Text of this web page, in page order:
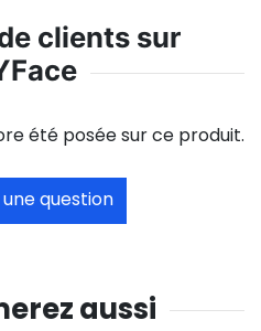
clients sur
été posée sur ce produit.
une question
aussi